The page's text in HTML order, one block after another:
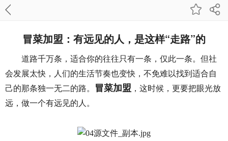
冒菜加盟：有远见的人，是这样“走路”的
道路千万条，适合你的往往只有一条，仅此一条。但社
会发展太快，人们的生活节奏也变快，不免难以找到适合自
己的那条独一无二的路。
冒菜加盟 ，这时候，更要把眼光放
远，做一个有远见的人。